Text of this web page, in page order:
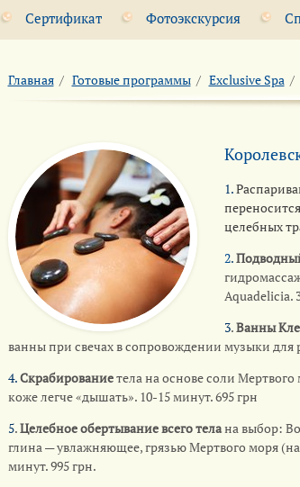
Сертификат Фотоэкскурсия
Главная/ Готовые программы/ Exclusive Spa /
1.
целебных
2.
Aquadelicia.
3.Ванны
ванны при свечах в сопровождении музыки для
4.Скрабированиетела на основе соли
коже легче «дышать». 10-15 минут. 695 грн
5.Целебное обертывание всего телана выбор:
глина — увлажняющее, грязью Мертвого моря
минут. 995 грн.